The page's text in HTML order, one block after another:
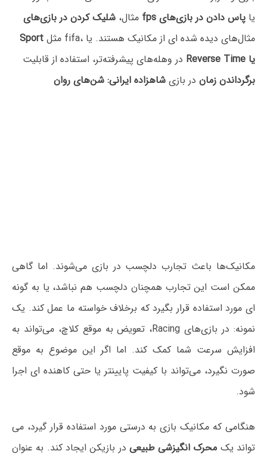
مثال، شلیک کردن در بازی‌های fps یا پاس دادن در بازی‌های
Sport
Reverse Time یا
برگرداندن زمان در بازی شاهزاده ایرانی: شن‌های روان
مکانیک‌ها باعث تجارب دلچسب در بازی می‌شوند. اما گاهی
ممکن است این تجارب همچنان دلچسب هم نباشد، یا به گونه
ای مورد استفاده قرار بگیرد که برخلاف خواسته ما عمل کند. یک
نمونه: در بازی‌های Racing، تعویض به موقع کلاچ، می‌تواند به
افزایش سرعت شما کمک کند. اما اگر این موضوع به موقع
صورت نگیرد، می‌تواند با کیفیت پایینتر یا حتی کاهنده ای اجرا
شود.
هنگامی که مکانیک بازی به درستی مورد استفاده قرار گیرد، می
تواند یک محرک انگیزشی طبیعی در بازیکن ایجاد کند. به عنوان